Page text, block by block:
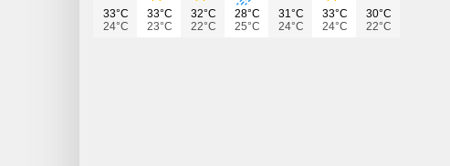
33°C
24°C
33°C
23°C
32°C
22°C
28°C
25°C
31°C
24°C
33°C
24°C
30°C
22°C